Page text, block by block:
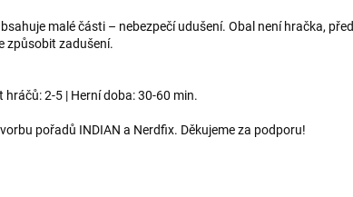
malé části – nebezpečí udušení. Obal není hračka, před
způsobit zadušení.
hráčů: 2-5 | Herní doba: 30-60 min.
pořadů INDIAN a Nerdfix. Děkujeme za podporu!